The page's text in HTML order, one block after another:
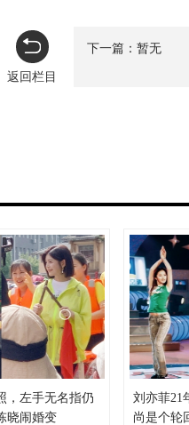
返回栏目
下一篇：暂无
，左手无名指仍
晓闹婚变
刘亦菲21
尚是个轮